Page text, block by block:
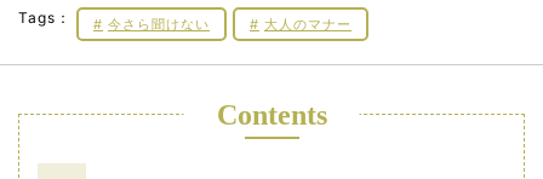
Tags： 今さら聞けない 大人のマナー
Contents